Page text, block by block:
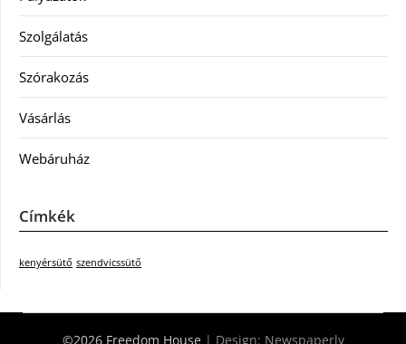
Szolgálatás
Szórakozás
Vásárlás
Webáruház
Címkék
kenyérsütő szendvicssütő
©2026 Freedom House | Design: Newspaperly